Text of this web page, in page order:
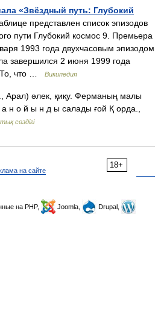
«Звёздный путь: Глубокий
представлен список эпизодов
пути Глубокий космос 9. Премьера
1993 года двухчасовым эпизодом
завершился 2 июня 1999 года
что …
Википедия
Арал) әлек, қиқу. Ферманың малы
а н о й ы н д ы салады ғой Қ орда.,
сөздігі
18+
на сайте
на PHP, Joomla,
Drupal,